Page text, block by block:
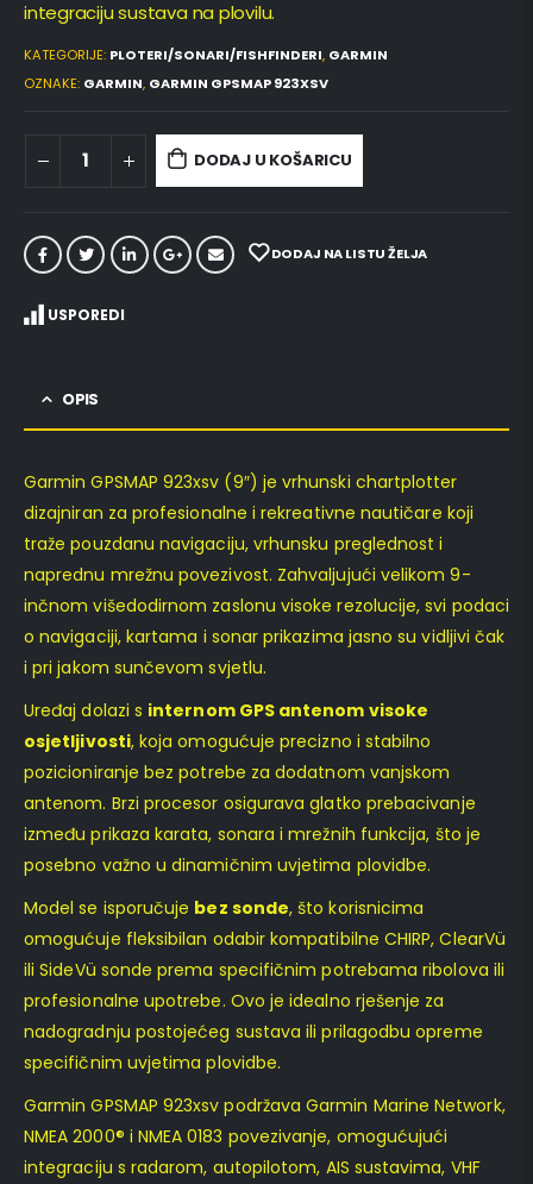
integraciju sustava na plovilu.
KATEGORIJE: PLOTERI/SONARI/FISHFINDERI, GARMIN
OZNAKE: GARMIN, GARMIN GPSMAP 923XSV
DODAJ U KOŠARICU
DODAJ NA LISTU ŽELJA
USPOREDI
OPIS
Garmin GPSMAP 923xsv (9″) je vrhunski chartplotter
dizajniran za profesionalne i rekreativne nautičare koji
traže pouzdanu navigaciju, vrhunsku preglednost i
naprednu mrežnu povezivost. Zahvaljujući velikom 9-
inčnom višedodirnom zaslonu visoke rezolucije, svi podaci
o navigaciji, kartama i sonar prikazima jasno su vidljivi čak
i pri jakom sunčevom svjetlu.
Uređaj dolazi s internom GPS antenom visoke
osjetljivosti, koja omogućuje precizno i stabilno
pozicioniranje bez potrebe za dodatnom vanjskom
antenom. Brzi procesor osigurava glatko prebacivanje
između prikaza karata, sonara i mrežnih funkcija, što je
posebno važno u dinamičnim uvjetima plovidbe.
Model se isporučuje bez sonde, što korisnicima
omogućuje fleksibilan odabir kompatibilne CHIRP, ClearVü
ili SideVü sonde prema specifičnim potrebama ribolova ili
profesionalne upotrebe. Ovo je idealno rješenje za
nadogradnju postojećeg sustava ili prilagodbu opreme
specifičnim uvjetima plovidbe.
Garmin GPSMAP 923xsv podržava Garmin Marine Network,
NMEA 2000® i NMEA 0183 povezivanje, omogućujući
integraciju s radarom, autopilotom, AIS sustavima, VHF